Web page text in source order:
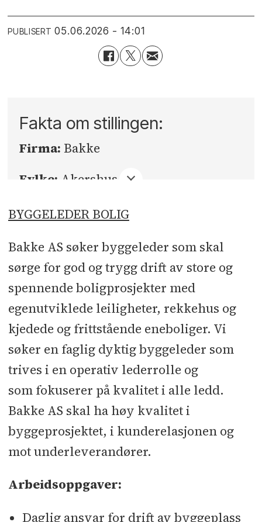
PUBLISERT 05.06.2026 - 14:01
Fakta om stillingen:
Firma: Bakke
Fylke: Akershus
Sted:Aurskog
Søknadsfrist:snarest
BYGGELEDER BOLIG
Bakke AS søker byggeleder som skal
sørge for god og trygg drift av store og
spennende boligprosjekter med
egenutviklede leiligheter, rekkehus og
kjedede og frittstående eneboliger. Vi
søker en faglig dyktig byggeleder som
trives i en operativ lederrolle og
som fokuserer på kvalitet i alle ledd.
Bakke AS skal ha høy kvalitet i
byggeprosjektet, i kunderelasjonen og
mot underleverandører.
Arbeidsoppgaver:
Daglig ansvar for drift av byggeplass